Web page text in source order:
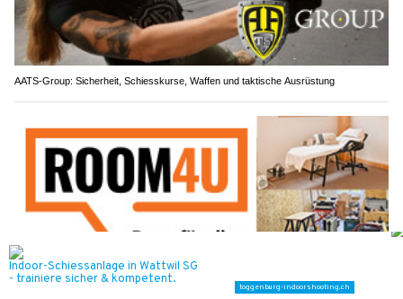
AATS-Group: Sicherheit, Schiesskurse, Waffen und taktische Ausrüstung
Room4U AG: Sichere Lagerflächen – Garage, Büro oder Hobbyraum